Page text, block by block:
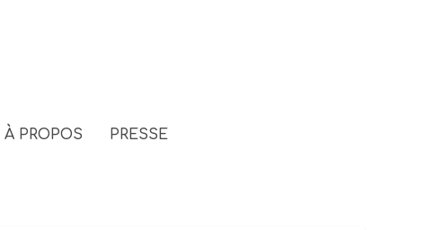
À PROPOS PRESSE